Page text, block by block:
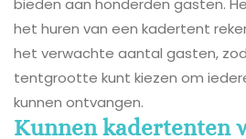
bieden aan honderden gasten.
het huren van een kadertent
het verwachte aantal gasten,
tentgrootte kunt kiezen om
kunnen ontvangen.
Kunnen kadertenten